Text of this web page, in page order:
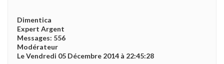
Dimentica
Expert Argent
Messages: 556
Modérateur
Le Vendredi 05 Décembre 2014 à 22:45:28